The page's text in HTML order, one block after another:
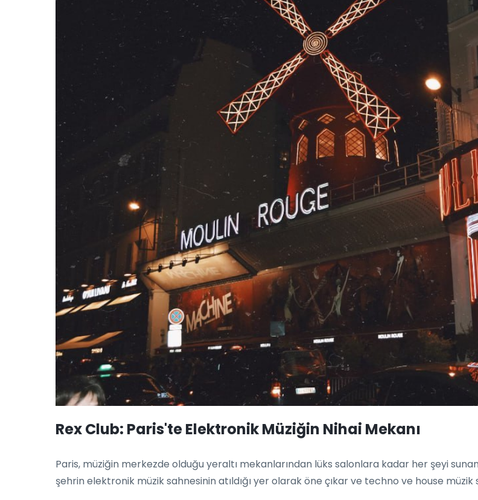
Rex Club: Paris'te Elektronik Müziğin Nihai Mekanı
Paris, müziğin merkezde olduğu yeraltı mekanlarından lüks salonlara kadar her şeyi
şehrin elektronik müzik sahnesinin atıldığı yer olarak öne çıkar ve techno ve house müzik